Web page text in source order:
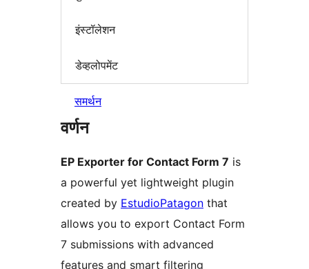
इंस्टॉलेशन
डेव्हलोपमेंट
समर्थन
वर्णन
EP Exporter for Contact Form 7 is
a powerful yet lightweight plugin
created by EstudioPatagon that
allows you to export Contact Form
7 submissions with advanced
features and smart filtering